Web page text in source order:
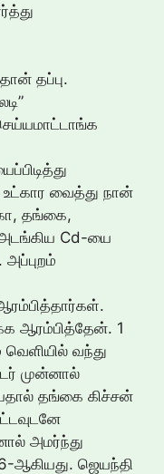
தப்பு.
உட்கார வைத்து நான்
தங்கை,
Cd-யை
ஆரம்பித்தேன். 1
வந்து
முன்னால்
தங்கை கிச்சன்
அமர்ந்து
ஜெயந்தி